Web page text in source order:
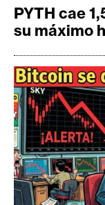
PYTH cae
su máximo